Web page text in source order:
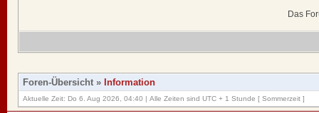
Das
Foren-Übersicht » Information
Aktuelle Zeit: Do 6. Aug 2026, 04:40 | Alle Zeiten sind UTC + 1 Stunde [ Sommerzeit ]